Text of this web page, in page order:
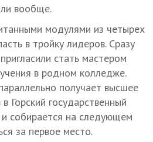
вообще.
модулями из четырех
в тройку лидеров. Сразу
стать мастером
в родном колледже.
получает высшее
Горский государственный
и собирается на следующем
за первое место.